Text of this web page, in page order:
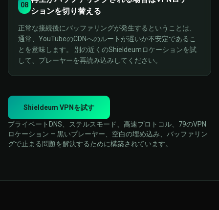
08
ションを切り替える
正常な接続後にバッファリングが発生するということは、
通常、YouTubeのCDNへのルートが遅いか不安定であるこ
とを意味します。 別の近くのShieldeumロケーションを試
して、プレーヤーを再読み込みしてください。
Shieldeum VPNを試す
プライベートDNS、ステルスモード、高速プロトコル、79のVPN
ロケーション — 黒いプレーヤー、空白の埋め込み、バッファリン
グで止まる問題を解決するために構築されています。